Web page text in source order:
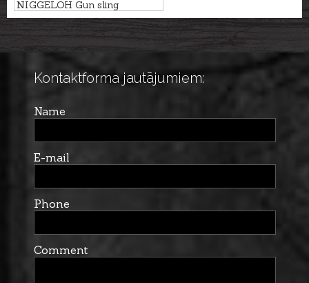
NIGGELOH Gun sling
UNIVERSAL
Kontaktforma jautājumiem:
Name
E-mail
Phone
Comment